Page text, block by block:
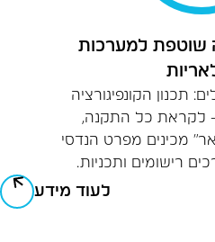
שוטפת למערכות
תכנון הקונפיגורציה
לקראת כל התקנה,
מכינים מפרט הנדסי
רישומים ותכניות.
לעוד מידע